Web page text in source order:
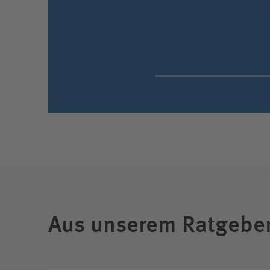
Aus unserem